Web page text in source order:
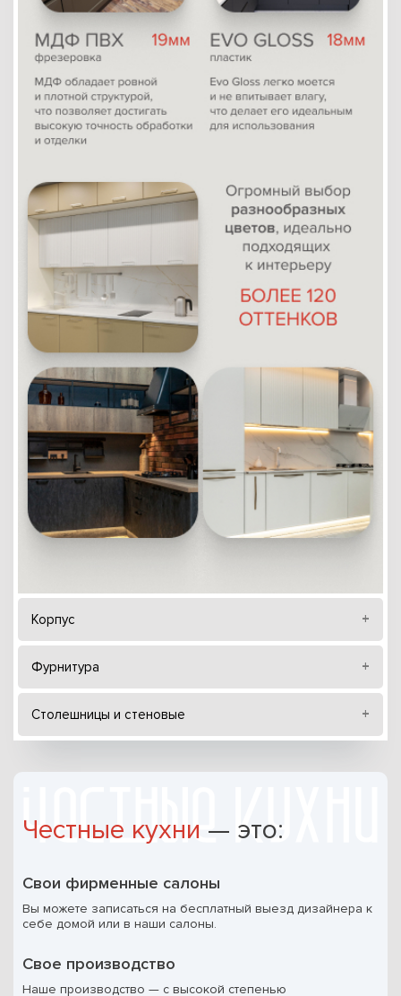
Корпус
Фурнитура
Столешницы и стеновые
Честные кухни — это:
Свои фирменные салоны
Вы можете записаться на бесплатный выезд дизайнера к
себе домой или в наши салоны.
Свое производство
Наше производство — с высокой степенью